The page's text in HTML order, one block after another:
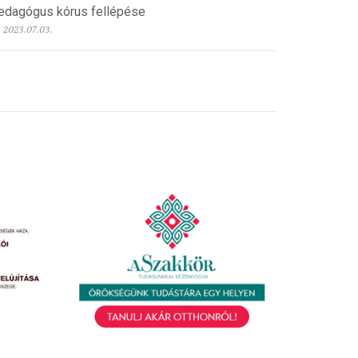
kórus fellépése
2023.07.03.